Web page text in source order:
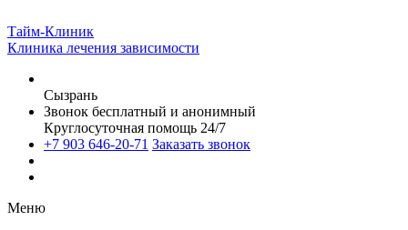
Тайм-Клиник
Клиника лечения зависимости
Сызрань
Звонок бесплатный и анонимный
Круглосуточная помощь 24/7
+7 903 646-20-71 Заказать звонок
Меню